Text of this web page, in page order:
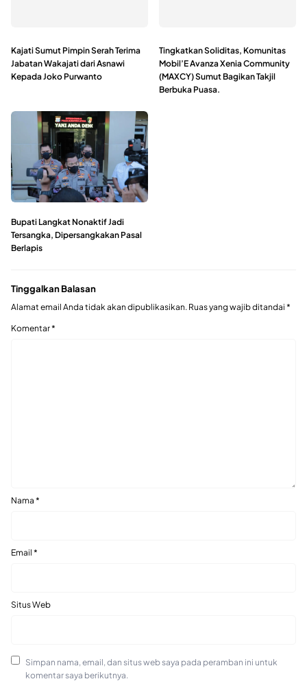
Kajati Sumut Pimpin Serah Terima
Jabatan Wakajati dari Asnawi
Kepada Joko Purwanto
Tingkatkan Soliditas, Komunitas
Mobil’E Avanza Xenia Community
(MAXCY) Sumut Bagikan Takjil
Berbuka Puasa.
Bupati Langkat Nonaktif Jadi
Tersangka, Dipersangkakan Pasal
Berlapis
Tinggalkan Balasan
Alamat email Anda tidak akan dipublikasikan. Ruas yang wajib ditandai *
Komentar*
Nama *
Email *
Situs Web
Simpan nama, email, dan situs web saya pada peramban ini untuk
komentar saya berikutnya.